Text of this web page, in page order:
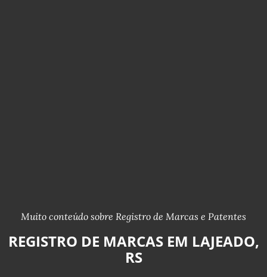
Muito conteúdo sobre Registro de Marcas e Patentes
REGISTRO DE MARCAS EM LAJEADO,
RS